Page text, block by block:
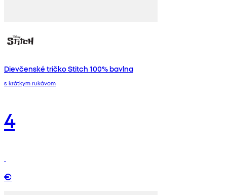
Dievčenské tričko Stitch 100% bavlna
s krátkym rukávom
4
€